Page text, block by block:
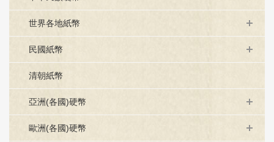
世界各地紙幣
民國紙幣
清朝紙幣
亞洲(各國)硬幣
歐洲(各國)硬幣